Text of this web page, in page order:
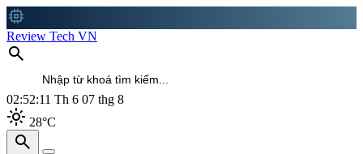
memory
Review Tech VN
search
02:52:14 Th 6 07 thg 8
light_mode 28°C
search